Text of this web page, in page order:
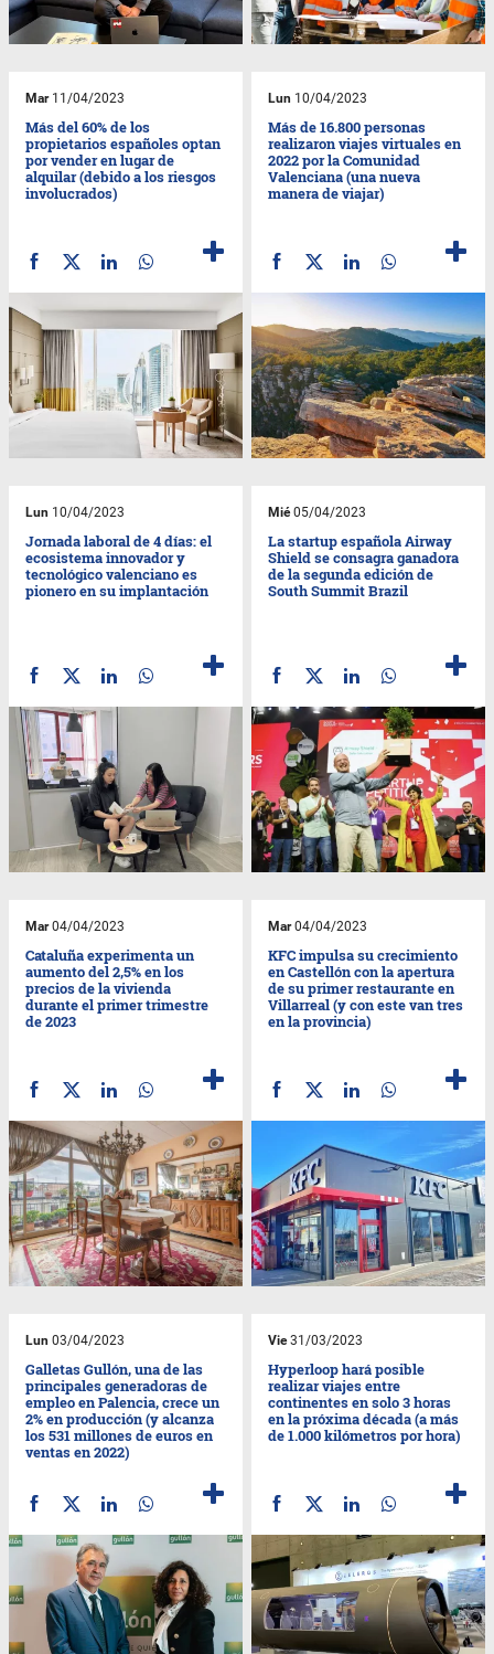
Mar11/04/2023
Más del 60% de los
propietarios españoles optan
por vender en lugar de
alquilar (debido a los riesgos
involucrados)
Lun 10/04/2023
Más de 16.800 personas
realizaron viajes virtuales en
2022 por la Comunidad
Valenciana (una nueva
manera de viajar)
Lun 10/04/2023
Jornada laboral de 4 días: el
ecosistema innovador y
tecnológico valenciano es
pionero en su implantación
Mié05/04/2023
La startup española Airway
Shield se consagra ganadora
de la segunda edición de
South Summit Brazil
Mar04/04/2023
Cataluña experimenta un
aumento del 2,5% en los
precios de la vivienda
durante el primer trimestre
de 2023
Mar04/04/2023
KFC impulsa su crecimiento
en Castellón con la apertura
de su primer restaurante en
Villarreal (y con este van tres
en la provincia)
Lun 03/04/2023
Galletas Gullón, una de las
principales generadoras de
empleo en Palencia, crece un
2% en producción (y alcanza
los 531 millones de euros en
ventas en 2022)
Vie31/03/2023
Hyperloop hará posible
realizar viajes entre
continentes en solo 3 horas
en la próxima década (a más
de 1.000 kilómetros por hora)